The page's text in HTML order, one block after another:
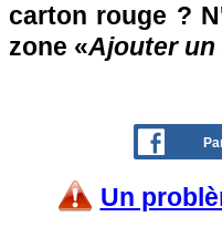
carton rouge ?
zone «Ajouter un
Un